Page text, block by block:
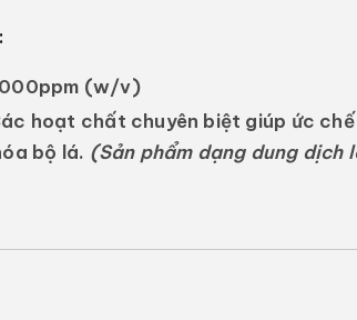
(w/v)
hoạt chất chuyên biệt giúp ức
bộ lá. (Sản phẩm dạng dung dịch